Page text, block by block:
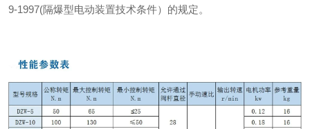
9-1997(隔爆型电动装置技术条件）的规定。